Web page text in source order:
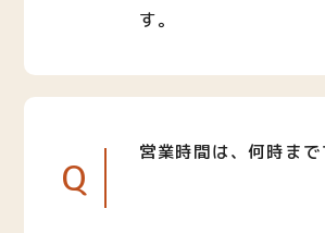
す。
Q
営業時間は、何時まで